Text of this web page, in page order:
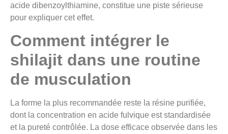
acide dibenzoylthiamine, constitue une piste sérieuse
pour expliquer cet effet.
Comment intégrer le
shilajit dans une routine
de musculation
La forme la plus recommandée reste la résine purifiée,
dont la concentration en acide fulvique est standardisée
et la pureté contrôlée. La dose efficace observée dans les